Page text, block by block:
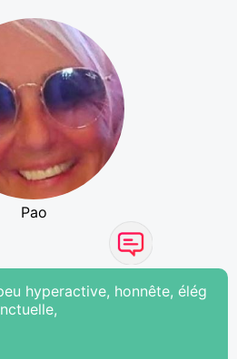
Pao
hyperactive, honnête, élég